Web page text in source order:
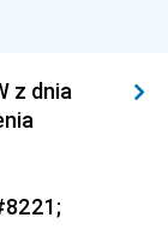
z dnia